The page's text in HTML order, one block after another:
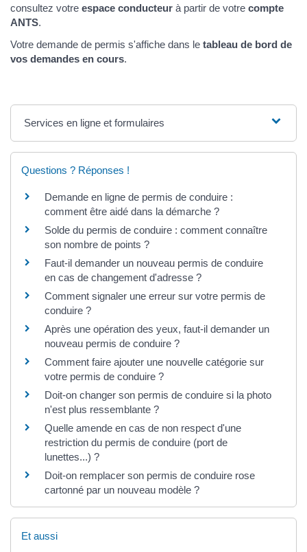
consultez votre espace conducteur à partir de votre compte
ANTS.
Votre demande de permis s'affiche dans le tableau de bord de
vos demandes en cours.
Services en ligne et formulaires
Questions ? Réponses !
Demande en ligne de permis de conduire :
comment être aidé dans la démarche ?
Solde du permis de conduire : comment connaître
son nombre de points ?
Faut-il demander un nouveau permis de conduire
en cas de changement d'adresse ?
Comment signaler une erreur sur votre permis de
conduire ?
Après une opération des yeux, faut-il demander un
nouveau permis de conduire ?
Comment faire ajouter une nouvelle catégorie sur
votre permis de conduire ?
Doit-on changer son permis de conduire si la photo
n'est plus ressemblante ?
Quelle amende en cas de non respect d'une
restriction du permis de conduire (port de
lunettes...) ?
Doit-on remplacer son permis de conduire rose
cartonné par un nouveau modèle ?
Et aussi